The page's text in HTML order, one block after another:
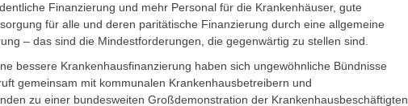
Finanzierung und mehr Personal für die Krankenhäuser, gute
für alle und deren paritätische Finanzierung durch eine allgemeine
– das sind die Mindestforderungen, die gegenwärtig zu stellen sind.
bessere Krankenhausfinanzierung haben sich ungewöhnliche Bündnisse
gemeinsam mit kommunalen Krankenhausbetreibern und
zu einer bundesweiten Großdemonstration der Krankenhausbeschäftigten